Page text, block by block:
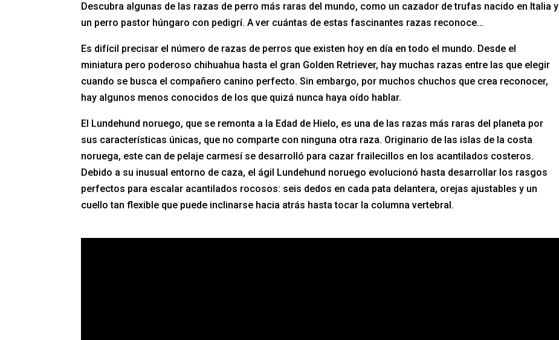
Descubra algunas de las razas de perro más raras del mundo, como un cazador de trufas nacido en Italia y
un perro pastor húngaro con pedigrí. A ver cuántas de estas fascinantes razas reconoce…
Es difícil precisar el número de razas de perros que existen hoy en día en todo el mundo. Desde el
miniatura pero poderoso chihuahua hasta el gran Golden Retriever, hay muchas razas entre las que elegir
cuando se busca el compañero canino perfecto. Sin embargo, por muchos chuchos que crea reconocer,
hay algunos menos conocidos de los que quizá nunca haya oído hablar.
El Lundehund noruego, que se remonta a la Edad de Hielo, es una de las razas más raras del planeta por
sus características únicas, que no comparte con ninguna otra raza. Originario de las islas de la costa
noruega, este can de pelaje carmesí se desarrolló para cazar frailecillos en los acantilados costeros.
Debido a su inusual entorno de caza, el ágil Lundehund noruego evolucionó hasta desarrollar los rasgos
perfectos para escalar acantilados rocosos: seis dedos en cada pata delantera, orejas ajustables y un
cuello tan flexible que puede inclinarse hacia atrás hasta tocar la columna vertebral.